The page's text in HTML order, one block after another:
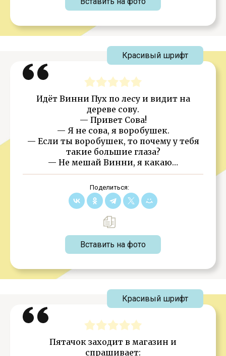
Идёт Винни Пух по лесу и видит на
дереве сову.
— Привет Сова!
— Я не сова, я воробушек.
— Если ты воробушек, то почему у тебя
такие большие глаза?
— Не мешай Винни, я какаю…
Поделиться:
Вставить на фото
Красивый шрифт
Пятачок заходит в магазин и
спрашивает:
Красивый шрифт